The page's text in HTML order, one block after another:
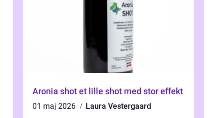
Aronia shot et lille shot med stor effekt
01 maj 2026
Laura Vestergaard